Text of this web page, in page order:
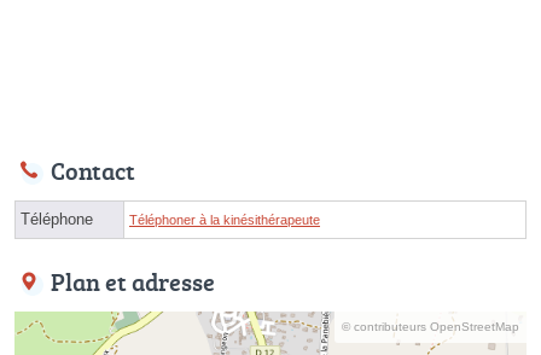
Contact
Téléphone Téléphoner à la kinésithérapeute
Plan et adresse
© contributeurs OpenStreetMap